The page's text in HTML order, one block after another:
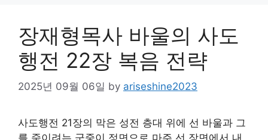
장재형목사 바울의 사도
행전 22장 복음 전략
2025년 09월 06일 by ariseshine2023
사도행전 21장의 막은 성전 층대 위에 선 바울과 그
를 죽이려는 군중이 정면으로 마주 선 장면에서 내